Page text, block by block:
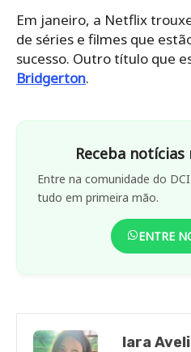
Em janeiro, a Netflix
de séries e filmes que
sucesso. Outro título que
Bridgerton.
Receba
Entre na comunidade do
tudo em primeira mão.
ENTRE
Iara